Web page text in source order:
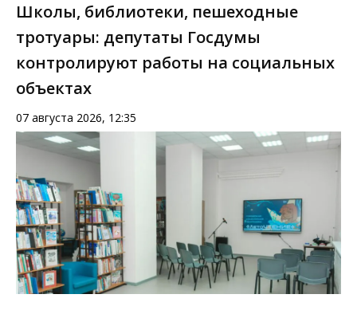
Школы, библиотеки, пешеходные
тротуары: депутаты Госдумы
контролируют работы на социальных
объектах
07 августа 2026, 12:35